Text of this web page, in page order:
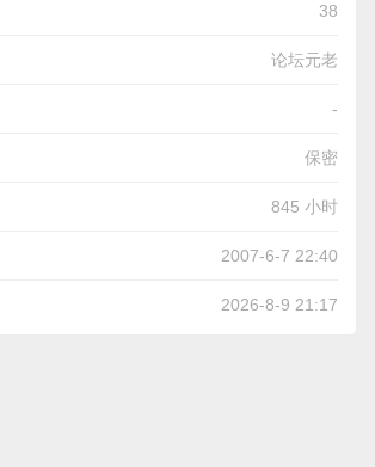
38
论坛元老
-
保密
845 小时
2007-6-7 22:40
2026-8-9 21:17